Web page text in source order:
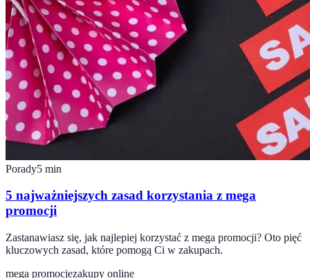
Porady5 min
5 najważniejszych zasad korzystania z mega
promocji
Zastanawiasz się, jak najlepiej korzystać z mega promocji? Oto pięć
kluczowych zasad, które pomogą Ci w zakupach.
mega promocjezakupy online